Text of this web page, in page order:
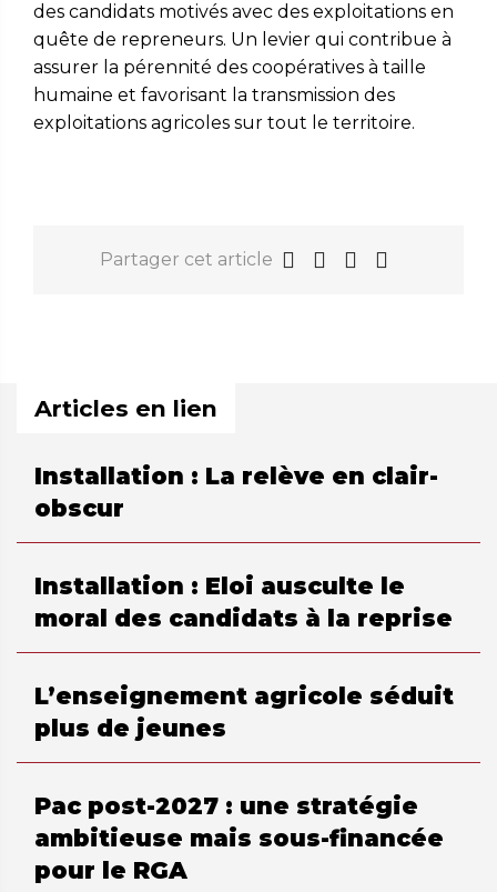
des candidats motivés avec des exploitations en
quête de repreneurs. Un levier qui contribue à
assurer la pérennité des coopératives à taille
humaine et favorisant la transmission des
exploitations agricoles sur tout le territoire.
Partager cet article
Articles en lien
Installation : La relève en clair-
obscur
Installation : Eloi ausculte le
moral des candidats à la reprise
L’enseignement agricole séduit
plus de jeunes
Pac post-2027 : une stratégie
ambitieuse mais sous-financée
pour le RGA